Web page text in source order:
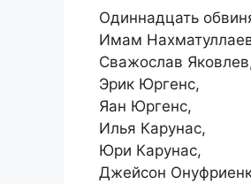
Одиннадцать
Имам
Сважослав
Эрик Юргенс,
Яан Юргенс,
Илья Карунас,
Юри Карунас,
Джейсон